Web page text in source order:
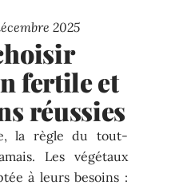
2025
fertile et
réussies
la règle du tout-
Les végétaux
à leurs besoins :